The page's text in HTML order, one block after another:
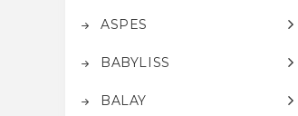
ASPES
BABYLISS
BALAY